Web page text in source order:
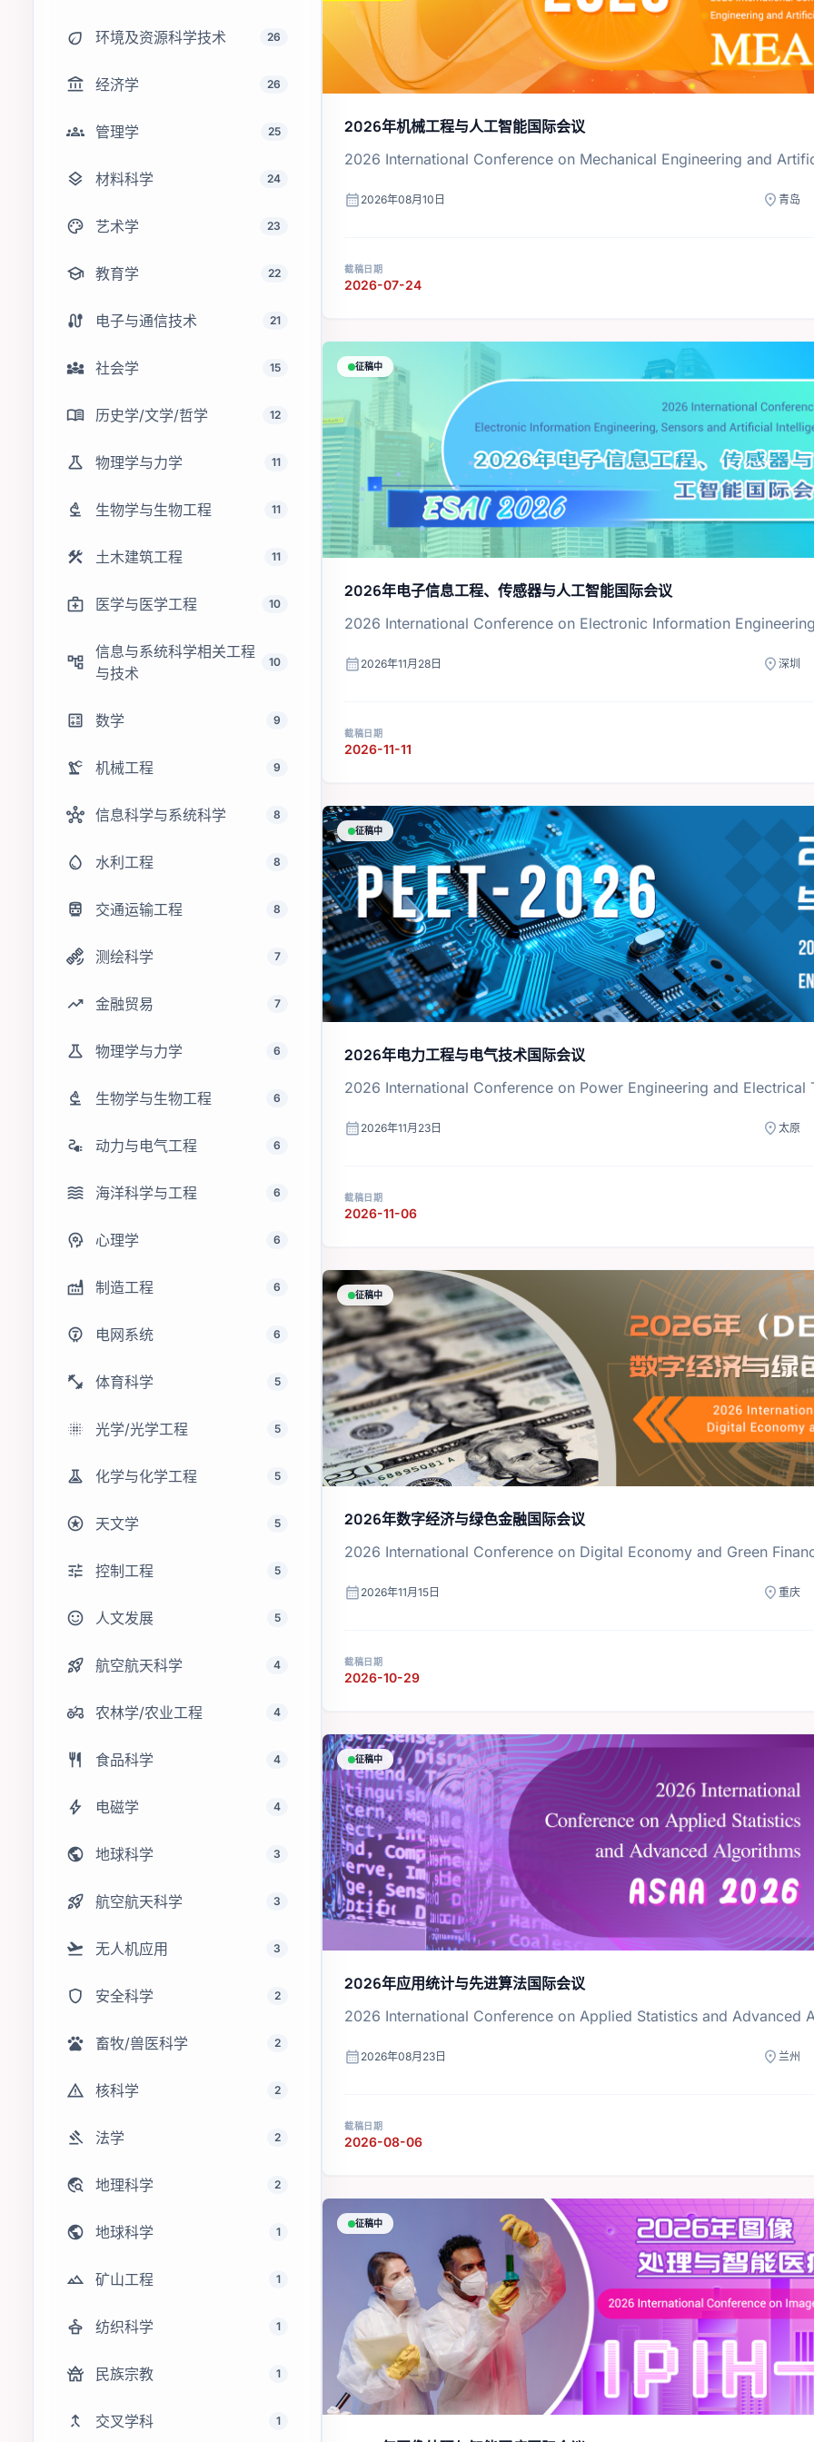
eco 环境及资源科学技术 26
account_balance 经济学 26
groups 管理学 25
layers 材料科学 24
palette 艺术学 23
school 教育学 22
cable 电子与通信技术 21
diversity_3 社会学 15
menu_book 历史学/文学/哲学 12
science 物理学与力学 11
biotech 生物学与生物工程 11
construction 土木建筑工程 11
medical_services 医学与医学工程 10
account_tree
信息与系统科学相关工程
与技术
10
calculate 数学 9
precision_manufacturing 机械工程 9
hub 信息科学与系统科学 8
water_drop 水利工程 8
directions_transit 交通运输工程 8
satellite_alt 测绘科学 7
trending_up 金融贸易 7
science 物理学与力学 6
biotech 生物学与生物工程 6
electrical_services 动力与电气工程 6
waves 海洋科学与工程 6
psychology 心理学 6
factory 制造工程 6
electric_meter 电网系统 6
fitness_center 体育科学 5
lens_blur 光学/光学工程 5
experiment 化学与化学工程 5
stars 天文学 5
tune 控制工程 5
sentiment_satisfied 人文发展 5
rocket_launch 航空航天科学 4
agriculture 农林学/农业工程 4
restaurant 食品科学 4
bolt 电磁学 4
public 地球科学 3
rocket_launch 航空航天科学 3
flight_takeoff 无人机应用 3
shield 安全科学 2
pets 畜牧/兽医科学 2
warning 核科学 2
gavel 法学 2
travel_explore 地理科学 2
public 地球科学 1
landscape 矿山工程 1
styler 纺织科学 1
temple_buddhist 民族宗教 1
merge_type 交叉学科 1
2026年机械工程与人工智能国际会议
2026 International Conference on Mechanical Engineering and
calendar_month 2026年08月10日 location_on 青岛
截稿日期
2026-07-24
征稿中
2026年电子信息工程、传感器与人工智能国际会议
2026 International Conference on Electronic Information
calendar_month 2026年11月28日 location_on 深圳
截稿日期
2026-11-11
征稿中
2026年电力工程与电气技术国际会议
2026 International Conference on Power Engineering and Electrical
calendar_month 2026年11月23日 location_on 太原
截稿日期
2026-11-06
征稿中
2026年数字经济与绿色金融国际会议
2026 International Conference on Digital Economy and Green
calendar_month 2026年11月15日 location_on 重庆
截稿日期
2026-10-29
征稿中
2026年应用统计与先进算法国际会议
2026 International Conference on Applied Statistics and Advanced
calendar_month 2026年08月23日 location_on 兰州
截稿日期
2026-08-06
征稿中